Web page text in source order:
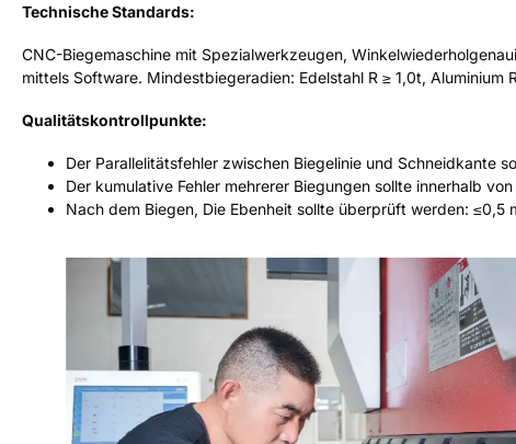
Technische Standards:
CNC-Biegemaschine mit Spezialwerkzeugen,
mittels Software. Mindestbiegeradien: Edelstahl R ≥ 1,0t, Aluminium
Qualitätskontrollpunkte:
Der Parallelitätsfehler zwischen Biegelinie und Schneidkante
Der kumulative Fehler mehrerer Biegungen sollte innerhalb
Nach dem Biegen, Die Ebenheit sollte überprüft werden: ≤0,5